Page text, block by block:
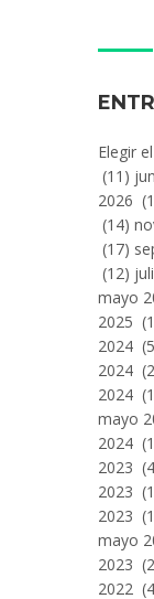
Por
Mes
Elegir
(11)
2026
(14)
(17)
(12)
mayo
2025
2024
2024
2024
mayo
2024
2023
2023
2023
mayo
2023
2022